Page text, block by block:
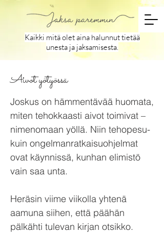
Kaikki mitä olet aina halunnut tietää
unesta ja jaksamisesta.
Aivot yötyössä
Joskus on hämmentävää huomata,
miten tehokkaasti aivot toimivat –
nimenomaan yöllä. Niin tehopesu-
kuin ongelmanratkaisuohjelmat
ovat käynnissä, kunhan elimistö
vain saa unta.
Heräsin viime viikolla yhtenä
aamuna siihen, että päähän
pälkähti tulevan kirjan otsikko.